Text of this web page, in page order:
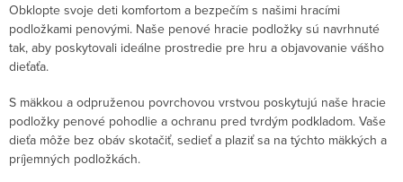
Obklopte svoje deti komfortom a bezpečím s našimi hracími
podložkami penovými. Naše penové hracie podložky sú navrhnuté
tak, aby poskytovali ideálne prostredie pre hru a objavovanie vášho
dieťaťa.
S mäkkou a odpruženou povrchovou vrstvou poskytujú naše hracie
podložky penové pohodlie a ochranu pred tvrdým podkladom. Vaše
dieťa môže bez obáv skotačiť, sedieť a plaziť sa na týchto mäkkých a
príjemných podložkách.